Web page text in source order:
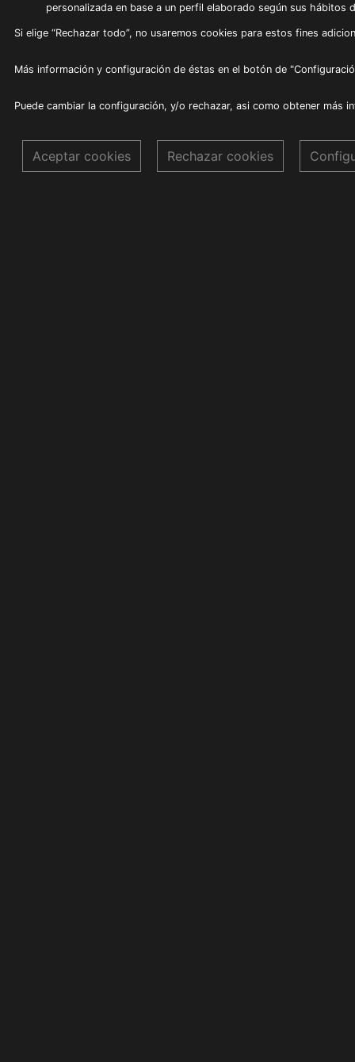
personalizada en base a un perfil elaborado según sus hábitos
Si elige “Rechazar todo”, no usaremos cookies para estos fines
Más información y configuración de éstas en el botón de
Puede cambiar la configuración, y/o rechazar, asi como obtener más
Aceptar cookies Rechazar cookies